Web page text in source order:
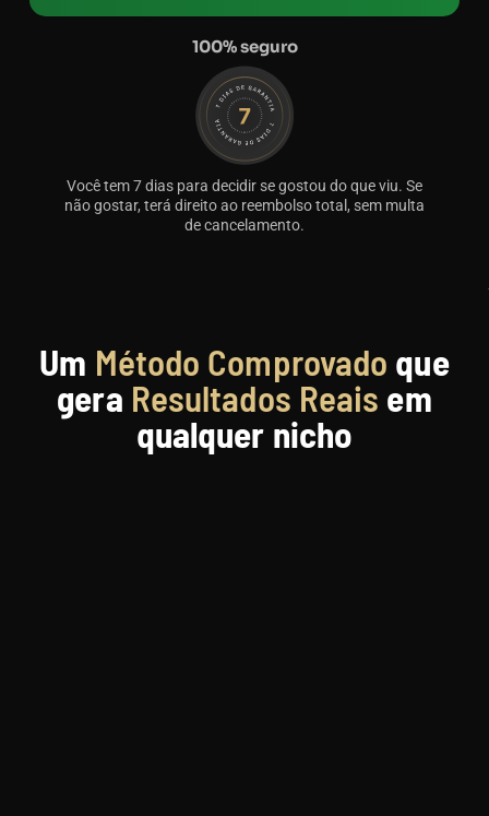
100% seguro
Você tem 7 dias para decidir se gostou do que viu. Se
não gostar, terá direito ao reembolso total, sem multa
de cancelamento.
Um Método Comprovado que
gera Resultados Reais em
qualquer nicho